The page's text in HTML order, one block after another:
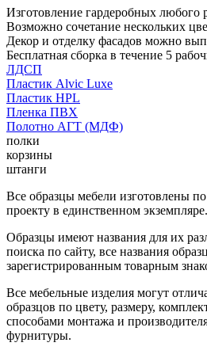
Изготовление гардеробных любого
Возможно сочетание нескольких
Декор и отделку фасадов можно
Бесплатная сборка в течение 5
ЛДСП
Пластик Alvic Luxe
Пластик HPL
Пленка ПВХ
Полотно АГТ (МДФ)
полки
корзины
штанги
Все образцы мебели изготовлены
проекту в единственном экземпляре.
Образцы имеют названия для их
поиска по сайту, все названия
зарегистрированным товарным
Все мебельные изделия могут
образцов по цвету, размеру,
способами монтажа и
фурнитуры.